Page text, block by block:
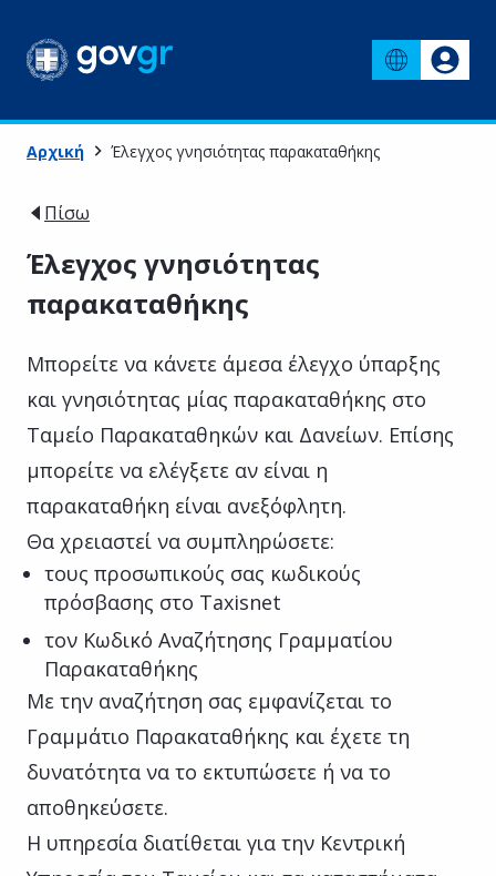
Αρχική Έλεγχος γνησιότητας παρακαταθήκης
Πίσω
Έλεγχος γνησιότητας
παρακαταθήκης
Μπορείτε να κάνετε άμεσα έλεγχο ύπαρξης
και γνησιότητας μίας παρακαταθήκης στο
Ταμείο Παρακαταθηκών και Δανείων. Επίσης
μπορείτε να ελέγξετε αν είναι η
παρακαταθήκη είναι ανεξόφλητη.
Θα χρειαστεί να συμπληρώσετε:
τους προσωπικούς σας κωδικούς
πρόσβασης στο Taxisnet
τον Κωδικό Αναζήτησης Γραμματίου
Παρακαταθήκης
Με την αναζήτηση σας εμφανίζεται το
Γραμμάτιο Παρακαταθήκης και έχετε τη
δυνατότητα να το εκτυπώσετε ή να το
αποθηκεύσετε.
Η υπηρεσία διατίθεται για την Κεντρική